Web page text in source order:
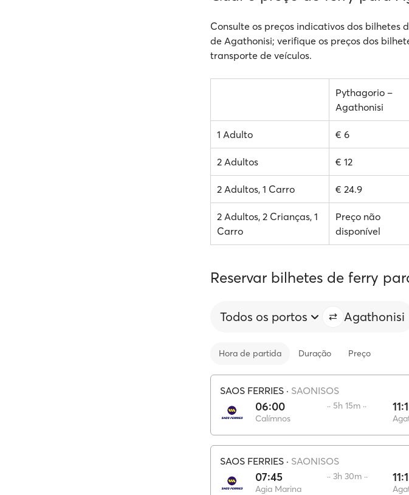
Consulte os preços indicativos dos bilhetes
de Agathonisi; verifique os preços dos
transporte de veículos.
Pythagorio –
Agathonisi
1 Adulto € 6
2 Adultos € 12
2 Adultos, 1 Carro € 24.9
2 Adultos, 2 Crianças, 1
Carro
Preço não
disponível
Reservar bilhetes de ferry
Todos os portos Agathonisi
Hora de partida Duração Preço
SAOS FERRIES · SAONISOS
06:00
Calímnos
·· 5h 15m ··
SAOS FERRIES · SAONISOS
07:45
Agia Marina
·· 3h 30m ··